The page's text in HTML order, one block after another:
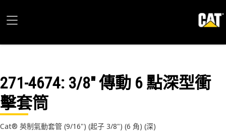
271-4674: 3/8" 傳動 6 點深型衝
擊套筒
Cat® 英制氣動套管 (9/16") (起子 3/8") (6 角) (深)